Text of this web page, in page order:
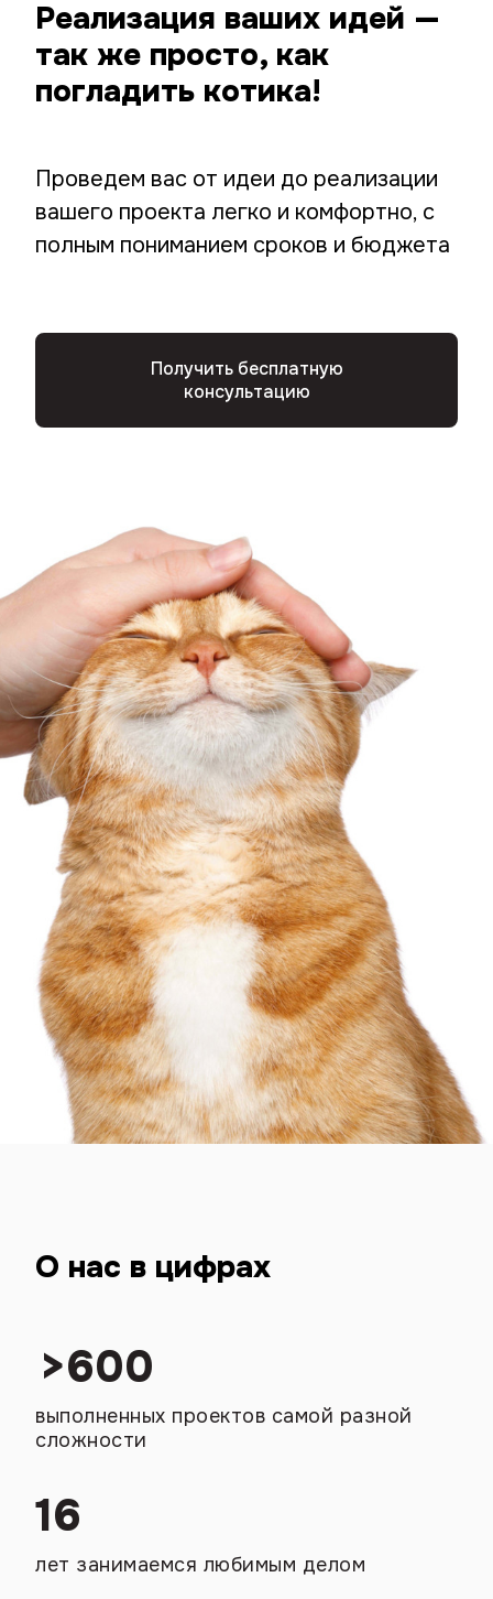
Реализация ваших идей —
так же просто, как
погладить котика!
Проведем вас от идеи до реализации
вашего проекта легко и комфортно, с
полным пониманием сроков и бюджета
Получить бесплатную
консультацию
О нас в цифрах
>600
выполненных проектов самой разной
сложности
16
лет занимаемся любимым делом